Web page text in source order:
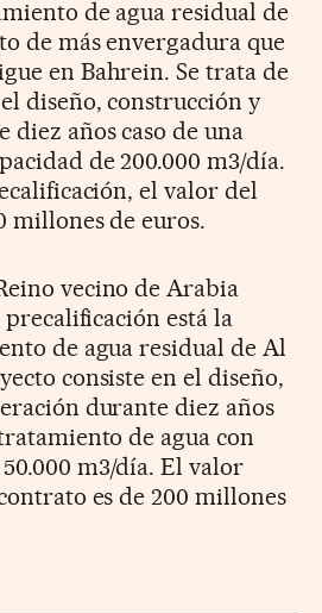
de agua residual de
de más envergadura que
en Bahrein. Se trata de
diseño, construcción y
años caso de una
de 200.000 m3/día.
el valor del
millones de euros.
vecino de Arabia
precalificación está la
de agua residual de Al
consiste en el diseño,
durante diez años
de agua con
m3/día. El valor
es de 200 millones